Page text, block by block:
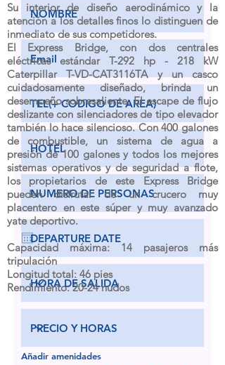
Añadir amenidades
Su interior de diseño aerodinámico y la
atención a los detalles finos lo distinguen de
inmediato de sus competidores.
El Express Bridge, con dos centrales
eléctricas estándar T-292 hp - 218 kW
Caterpillar T-VD-CAT3116TA y un casco
cuidadosamente diseñado, brinda un
desempeño sobresaliente. El escape de flujo
deslizante con silenciadores de tipo elevador
también lo hace silencioso. Con 400 galones
de combustible, un sistema de agua a
presión de 100 galones y todos los mejores
sistemas operativos y de seguridad a flote,
los propietarios de este Express Bridge
pueden disfrutar de un crucero muy
placentero en este súper y muy avanzado
yate deportivo.
Capacidad máxima: 14 pasajeros más
tripulación
Longitud total: 46 pies
Rendimiento: 20-24 nudos